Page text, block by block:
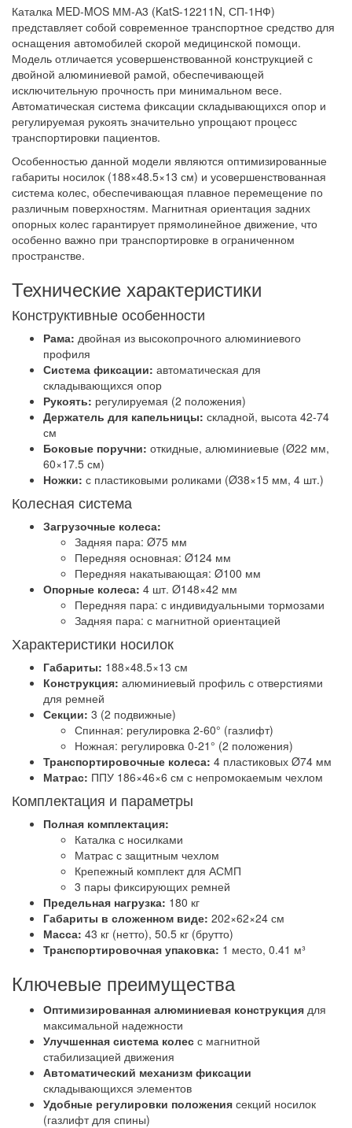
Каталка MED-MOS ММ-А3 (KatS-12211N, СП-1НФ)
представляет собой современное транспортное средство для
оснащения автомобилей скорой медицинской помощи.
Модель отличается усовершенствованной конструкцией с
двойной алюминиевой рамой, обеспечивающей
исключительную прочность при минимальном весе.
Автоматическая система фиксации складывающихся опор и
регулируемая рукоять значительно упрощают процесс
транспортировки пациентов.
Особенностью данной модели являются оптимизированные
габариты носилок (188×48.5×13 см) и усовершенствованная
система колес, обеспечивающая плавное перемещение по
различным поверхностям. Магнитная ориентация задних
опорных колес гарантирует прямолинейное движение, что
особенно важно при транспортировке в ограниченном
пространстве.
Технические характеристики
Конструктивные особенности
Рама: двойная из высокопрочного алюминиевого
профиля
Система фиксации: автоматическая для
складывающихся опор
Рукоять: регулируемая (2 положения)
Держатель для капельницы: складной, высота 42-74
см
Боковые поручни: откидные, алюминиевые (Ø22 мм,
60×17.5 см)
Ножки: с пластиковыми роликами (Ø38×15 мм, 4 шт.)
Колесная система
Загрузочные колеса:
Задняя пара: Ø75 мм
Передняя основная: Ø124 мм
Передняя накатывающая: Ø100 мм
Опорные колеса: 4 шт. Ø148×42 мм
Передняя пара: с индивидуальными тормозами
Задняя пара: с магнитной ориентацией
Характеристики носилок
Габариты: 188×48.5×13 см
Конструкция: алюминиевый профиль с отверстиями
для ремней
Секции: 3 (2 подвижные)
Спинная: регулировка 2-60° (газлифт)
Ножная: регулировка 0-21° (2 положения)
Транспортировочные колеса: 4 пластиковых Ø74 мм
Матрас: ППУ 186×46×6 см с непромокаемым чехлом
Комплектация и параметры
Полная комплектация:
Каталка с носилками
Матрас с защитным чехлом
Крепежный комплект для АСМП
3 пары фиксирующих ремней
Предельная нагрузка: 180 кг
Габариты в сложенном виде: 202×62×24 см
Масса: 43 кг (нетто), 50.5 кг (брутто)
Транспортировочная упаковка: 1 место, 0.41 м³
Ключевые преимущества
Оптимизированная алюминиевая конструкция для
максимальной надежности
Улучшенная система колес с магнитной
стабилизацией движения
Автоматический механизм фиксации
складывающихся элементов
Удобные регулировки положения секций носилок
(газлифт для спины)